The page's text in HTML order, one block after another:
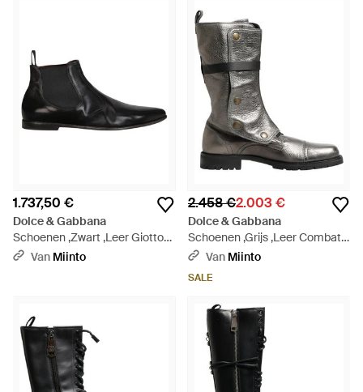
1.737,50 €
Dolce & Gabbana
Schoenen ,Zwart ,Leer Giotto
Chelsea Boots - Zwart
Van Miinto
2.458 €2.003 €
Dolce & Gabbana
Schoenen ,Grijs ,Leer Combat
Biker Mid Calf Laarzen - Zwart
Van Miinto
SALE